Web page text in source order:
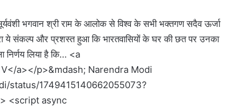
भगवान श्री राम के आलोक से विश्व के सभी भक्तगण सदैव ऊर्जा
संकल्प और प्रशस्त हुआ कि भारतवासियों के घर की छत पर उनका
लिया है कि… <a
a></p>&mdash; Narendra Modi
status/1749415140662055073?
<script async